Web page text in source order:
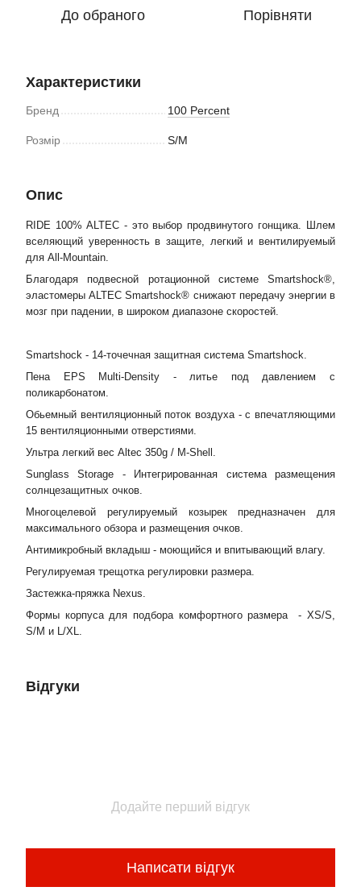
До обраного Порівняти
Характеристики
Бренд 100 Percent
Розмір S/M
Опис
RIDE 100% ALTEC - это выбор продвинутого гонщика. Шлем
вселяющий уверенность в защите, легкий и вентилируемый
для All-Mountain.
Благодаря подвесной ротационной системе Smartshock®,
эластомеры ALTEC Smartshock® снижают передачу энергии в
мозг при падении, в широком диапазоне скоростей.
Smartshock - 14-точечная защитная система Smartshock.
Пена EPS Multi-Density - литье под давлением с
поликарбонатом.
Обьемный вентиляционный поток воздуха - с впечатляющими
15 вентиляционными отверстиями.
Ультра легкий вес Altec 350g / M-Shell.
Sunglass Storage - Интегрированная система размещения
солнцезащитных очков.
Многоцелевой регулируемый козырек предназначен для
максимального обзора и размещения очков.
Антимикробный вкладыш - моющийся и впитывающий влагу.
Регулируемая трещотка регулировки размера.
Застежка-пряжка Nexus.
Формы корпуса для подбора комфортного размера - XS/S,
S/M и L/XL.
Відгуки
Додайте перший відгук
Написати відгук